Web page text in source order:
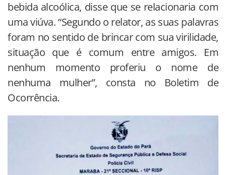
bebida alcoólica, disse que se relacionaria com
uma viúva. “Segundo o relator, as suas palavras
foram no sentido de brincar com sua virilidade,
situação que é comum entre amigos. Em
nenhum momento proferiu o nome de
nenhuma mulher”, consta no Boletim de
Ocorrência.